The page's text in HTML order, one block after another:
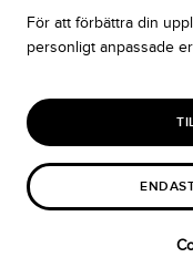
Nyheter
Kabe Finans
Kontakta oss
Nibo Caravan
Växel 0278-17290
Epost
För att förbättra din
personligt anpassade